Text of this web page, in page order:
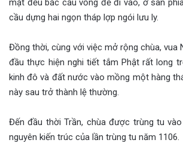
mặt đều bắc cầu vồng để đi vào, ở sân
cầu dựng hai ngọn tháp lợp ngói lưu ly.
Đồng thời, cùng với việc mở rộng chùa, vua
đầu thực hiện nghi tiết tắm Phật rất long
kinh đô và đất nước vào mồng một hàng
này sau trở thành lệ thường.
Đến đầu thời Trần, chùa được trùng tu
nguyên kiến trúc của lần trùng tu năm 1106.